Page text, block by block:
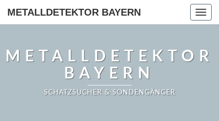
METALLDETEKTOR BAYERN
METALLDETEKTOR
BAYERN
SCHATZSUCHER & SONDENGÄNGER